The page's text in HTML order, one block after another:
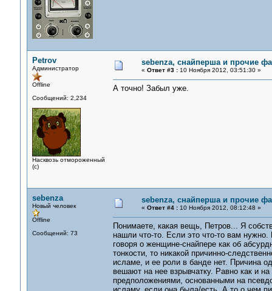
Petrov
Администратор
Offline
Сообщений: 2,234
Насквозь отмороженный
(с)
sebenza, снайперша и прочие
« Ответ #3 :10 Ноября 2012, 03:51:30 »
А точно! Забыл уже.
sebenza
Новый человек
Offline
Сообщений: 73
sebenza, снайперша и прочие
« Ответ #4 :10 Ноября 2012, 08:12:48 »
Понимаете, какая вещь, Петров... Я
нашли что-то. Если это что-то вам
говоря о женщине-снайпере как об
тонкости, то никакой причинно-
исламе, и ее роли в банде нет. Причина
вешают на нее взрывчатку. Равно как и
предположениями, основанными на